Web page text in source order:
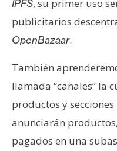
n
á
l
s
i
N
IPFS, su primer uso
publicitarios
OpenBazaar.
También
llamada “canales” la
productos y
anunciarán
pagados en una